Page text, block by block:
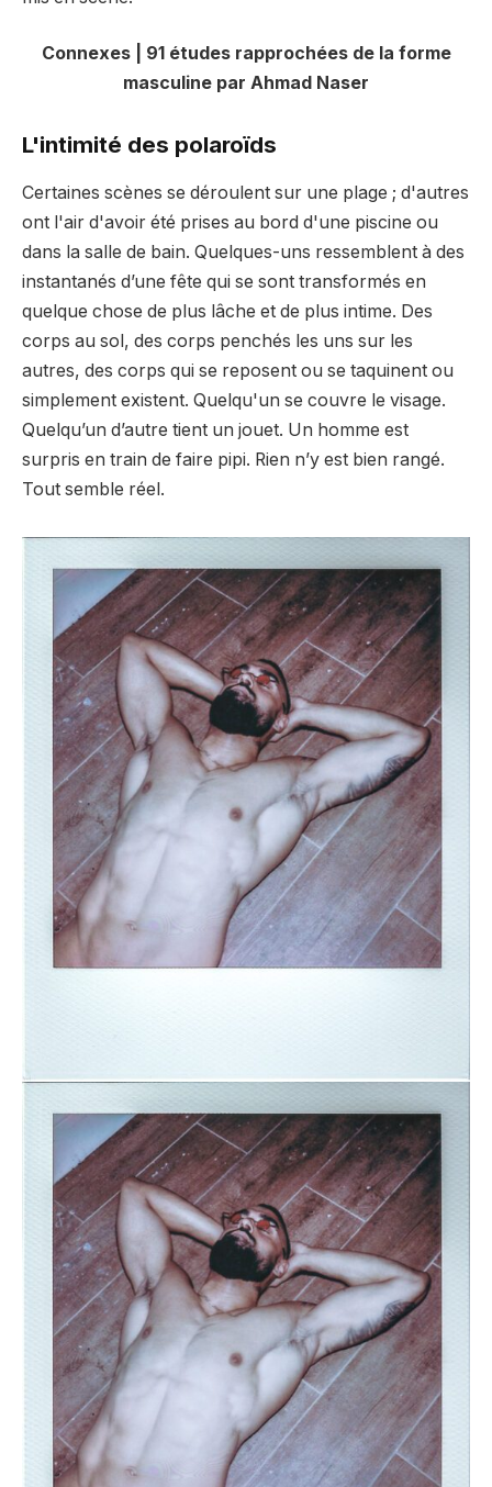
Connexes | 91 études rapprochées de la forme
masculine par Ahmad Naser
L'intimité des polaroïds
Certaines scènes se déroulent sur une plage ; d'autres
ont l'air d'avoir été prises au bord d'une piscine ou
dans la salle de bain. Quelques-uns ressemblent à des
instantanés d’une fête qui se sont transformés en
quelque chose de plus lâche et de plus intime. Des
corps au sol, des corps penchés les uns sur les
autres, des corps qui se reposent ou se taquinent ou
simplement existent. Quelqu'un se couvre le visage.
Quelqu’un d’autre tient un jouet. Un homme est
surpris en train de faire pipi. Rien n’y est bien rangé.
Tout semble réel.